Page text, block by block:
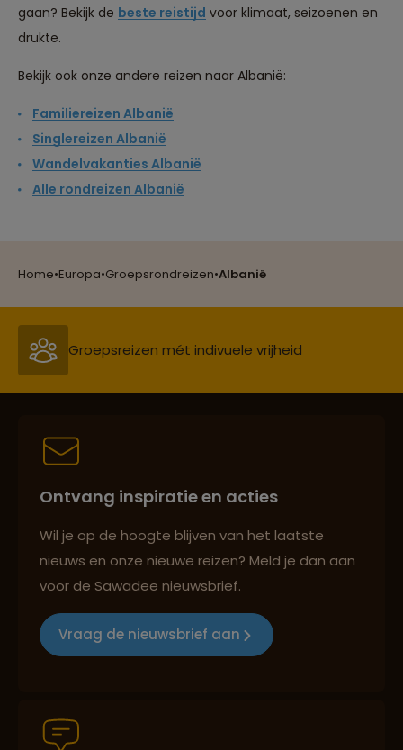
Home•Europa•Groepsrondreizen•Albanië
gaan? Bekijk de beste reistijd voor klimaat, seizoenen en
drukte.
Bekijk ook onze andere reizen naar Albanië:
Familiereizen Albanië
Singlereizen Albanië
Wandelvakanties Albanië
Alle rondreizen Albanië
Groepsreizen mét indivuele vrijheid
Persoonlijk en deskundig reisadvies
Reizen met oog voor mens, cultuur en milieu
Ontvang inspiratie en acties
Wil je op de hoogte blijven van het laatste
nieuws en onze nieuwe reizen? Meld je dan aan
voor de Sawadee nieuwsbrief.
Vraag de nieuwsbrief aan